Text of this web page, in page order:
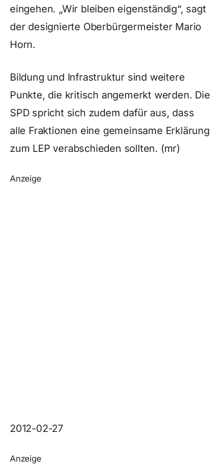
eingehen. „Wir bleiben eigenständig“, sagt
der designierte Oberbürgermeister Mario
Horn.
Bildung und Infrastruktur sind weitere
Punkte, die kritisch angemerkt werden. Die
SPD spricht sich zudem dafür aus, dass
alle Fraktionen eine gemeinsame Erklärung
zum LEP verabschieden sollten. (mr)
Anzeige
2012-02-27
Anzeige